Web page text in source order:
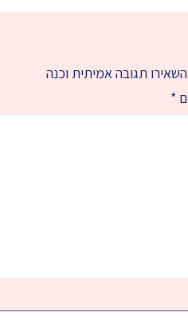
תגובה אמיתית וכנה
*